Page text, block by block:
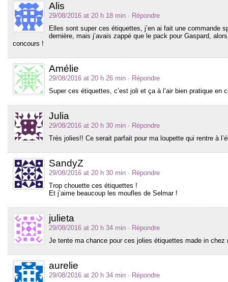
Alis
29/08/2016 at 20 h 18 min · Répondre
Elles sont super ces étiquettes, j’en ai fait une commande
dernière, mais j’avais zappé que le pack pour Gaspard,
concours !
Amélie
29/08/2016 at 20 h 26 min · Répondre
Super ces étiquettes, c’est joli et ça à l’air bien pratique en
Julia
29/08/2016 at 20 h 30 min · Répondre
Très jolies!! Ce serait parfait pour ma loupette qui rentre à
SandyZ
29/08/2016 at 20 h 30 min · Répondre
Trop chouette ces étiquettes !
Et j’aime beaucoup les moufles de Selmar !
julieta
29/08/2016 at 20 h 34 min · Répondre
Je tente ma chance pour ces jolies étiquettes made in chez
aurelie
29/08/2016 at 20 h 34 min · Répondre